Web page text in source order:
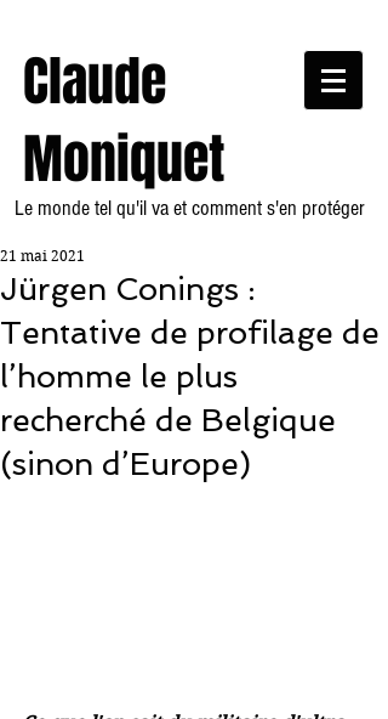
Claude
Moniquet
Le monde tel qu'il va et comment s'en protéger
Jürgen Conings :
Tentative de profilage de
l’homme le plus
recherché de Belgique
(sinon d’Europe)
21 mai 2021